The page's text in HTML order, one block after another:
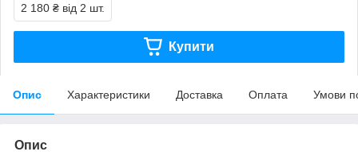
2 180 ₴ від 2 шт.
Купити
Опис Характеристики Доставка Оплата Умови
Опис